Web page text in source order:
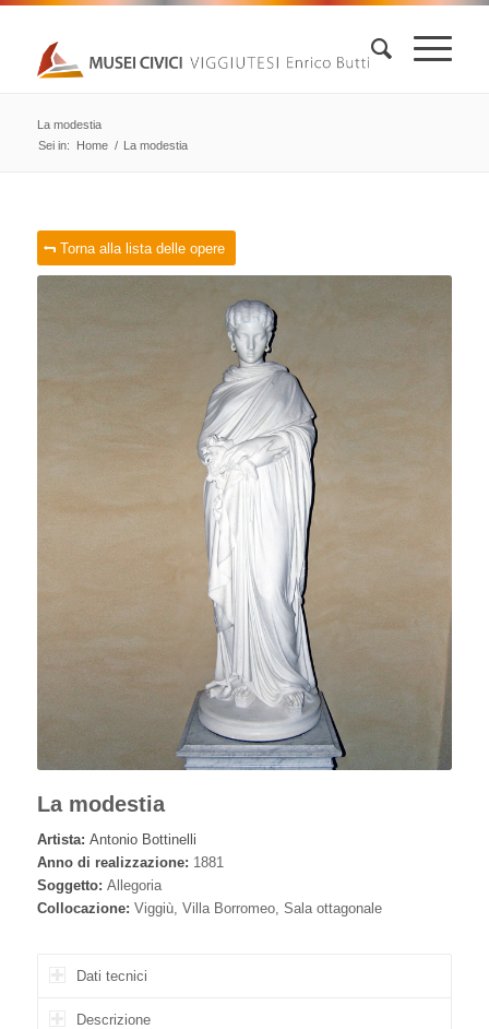
La modestia
Sei in:
Home / La modestia
Torna alla lista delle opere
La modestia
Artista: Antonio Bottinelli
Anno di realizzazione: 1881
Soggetto: Allegoria
Collocazione: Viggiù, Villa Borromeo, Sala ottagonale
Dati tecnici
Descrizione